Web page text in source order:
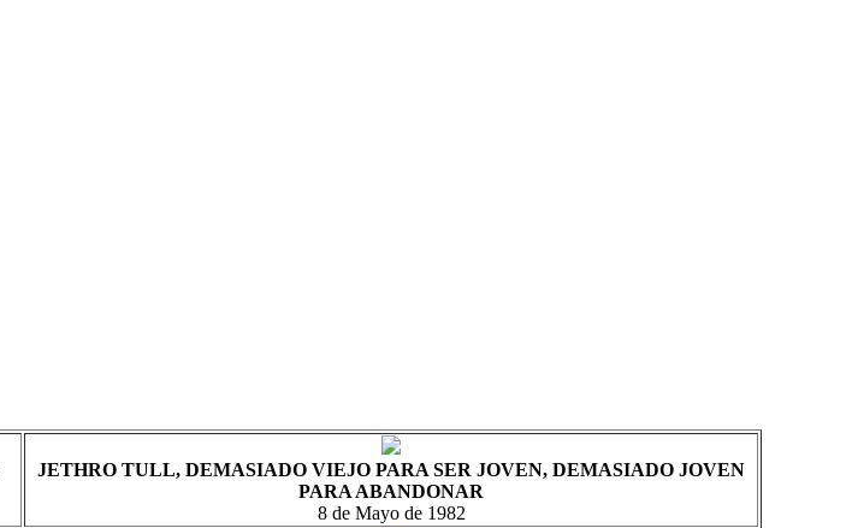
JETHRO TULL, DEMASIADO VIEJO PARA SER JOVEN, DEMASIADO JOVEN
PARA ABANDONAR
8 de Mayo de 1982